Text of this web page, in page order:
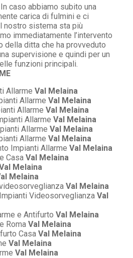
caso abbiamo subito una
carica di fulmini e ci
nostro sistema sta più
immediatamente l’intervento
della ditta che ha provveduto
supervisione e quindi per un
funzioni principali.
Allarme Val Melaina
Allarme Val Melaina
Allarme Val Melaina
Allarme Val Melaina
Allarme Val Melaina
Allarme Val Melaina
Impianti Allarme Val Melaina
Casa Val Melaina
Melaina
Melaina
Val Melaina
Videosorveglianza Val
e Antifurto Val Melaina
Roma Val Melaina
Casa Val Melaina
Val Melaina
Val Melaina